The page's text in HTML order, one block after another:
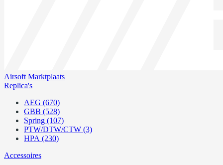
Airsoft Marktplaats
Replica's
AEG (670)
GBB (528)
Spring (107)
PTW/DTW/CTW (3)
HPA (230)
Accessoires